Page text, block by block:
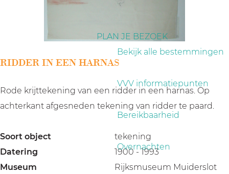
PLAN JE BEZOEK
Bekijk alle bestemmingen
VVV informatiepunten
Bereikbaarheid
Overnachten
RIDDER IN EEN HARNAS
Rode krijttekening van een ridder in een harnas. Op
achterkant afgesneden tekening van ridder te paard.
Soort object
tekening
Datering
1900 - 1993
Museum
Rijksmuseum Muiderslot